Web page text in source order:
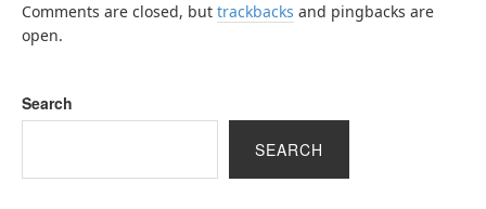
Comments are closed, but trackbacks and pingbacks are
open.
Search
SEARCH